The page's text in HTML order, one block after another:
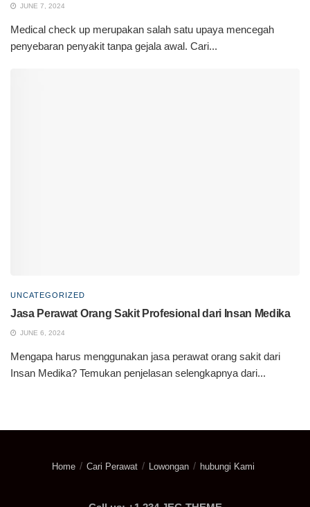
JUNE 7, 2024
Medical check up merupakan salah satu upaya mencegah
penyebaran penyakit tanpa gejala awal. Cari...
UNCATEGORIZED
Jasa Perawat Orang Sakit Profesional dari Insan Medika
JUNE 6, 2024
Mengapa harus menggunakan jasa perawat orang sakit dari
Insan Medika? Temukan penjelasan selengkapnya dari...
Home Cari Perawat Lowongan hubungi Kami